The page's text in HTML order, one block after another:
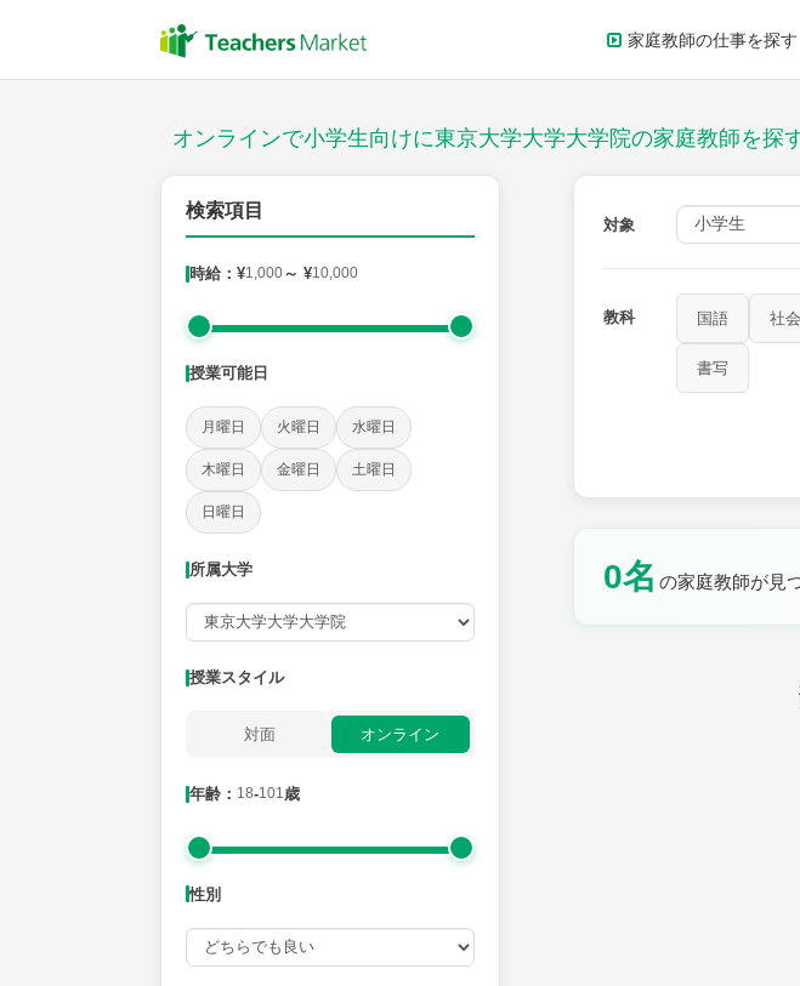
家庭教師の仕事を探す
オンラインで小学生向けに東京大学大学大学院の家庭教師を探
検索項目
時給：¥1,000～ ¥10,000
授業可能日
月曜日 火曜日 水曜日
木曜日 金曜日 土曜日
日曜日
所属大学
授業スタイル
対面 オンライン
年齢： 18-101歳
性別
対象
教科 国語 社会
書写
0名 の家庭教師が見
授業スタイル
社会 保健・体育 図画工
時給：¥1,000 ～ ¥10,000
授業可能日
火曜日 土曜日 日曜日
所属大学